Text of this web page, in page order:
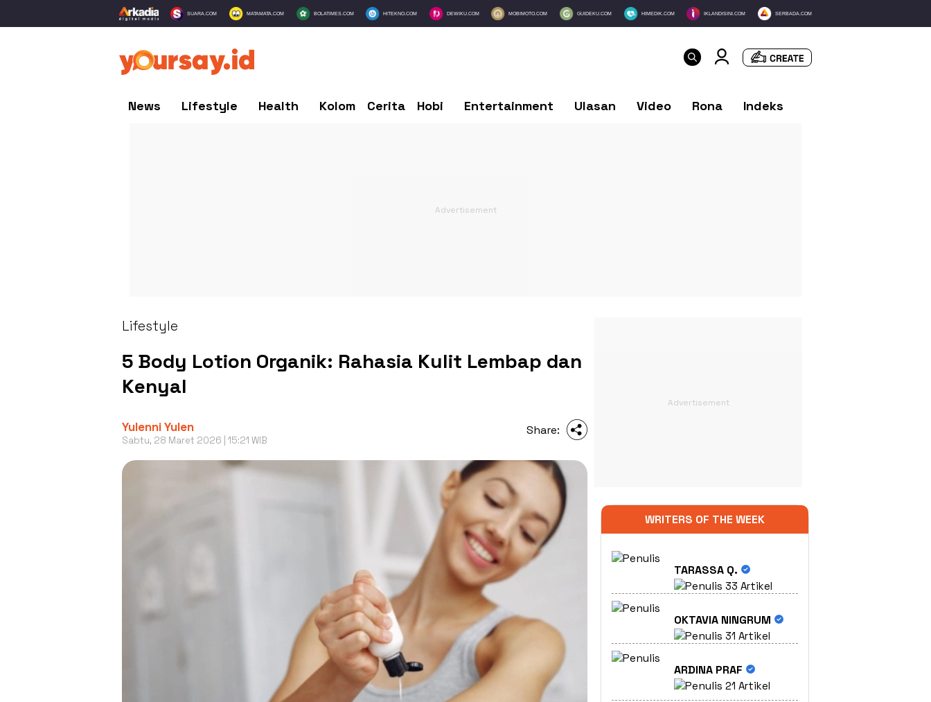
SUARA.COM MATAMATA.COM BOLATIMES.COM HITEKNO.COM DEWIKU.COM MOBIMOTO.COM GUIDEKU.COM HIMEDIK.COM IKLANDISINI.COM SERBADA.COM
News Lifestyle Health Kolom Cerita Hobi Entertainment Ulasan Video Rona Indeks
Lifestyle
5 Body Lotion Organik: Rahasia Kulit Lembap dan
Kenyal
Yulenni Yulen
Sabtu, 28 Maret 2026 | 15:21 WIB
Share:
WRITERS OF THE WEEK
TARASSA Q.
33 Artikel
OKTAVIA NINGRUM
31 Artikel
ARDINA PRAF
21 Artikel